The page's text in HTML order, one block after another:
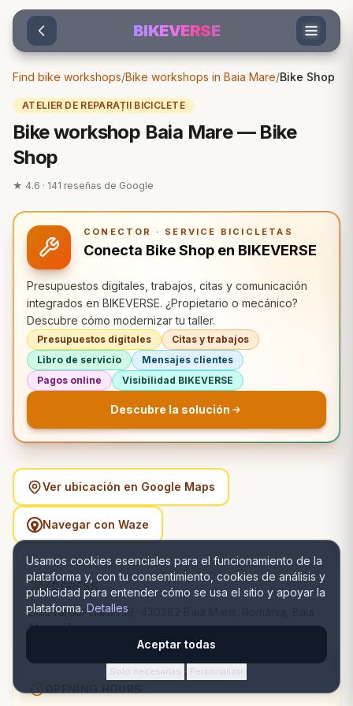
Sari la conținut
Usamos cookies esenciales para el funcionamiento de la
plataforma y, con tu consentimiento, cookies de análisis y
publicidad para entender cómo se usa el sitio y apoyar la
plataforma. Detalles
Aceptar todas
Solo necesarias · Personalizar
BIKEVERSE
Find bike workshops/Bike workshops in Baia Mare/Bike Shop
ATELIER DE REPARAȚII BICICLETE
Bike workshop Baia Mare — Bike
Shop
★ 4.6 · 141 reseñas de Google
CONECTOR · SERVICE BICICLETAS
Conecta Bike Shop en BIKEVERSE
Presupuestos digitales, trabajos, citas y comunicación
integrados en BIKEVERSE. ¿Propietario o mecánico?
Descubre cómo modernizar tu taller.
Presupuestos digitales
Citas y trabajos
Libro de servicio
Mensajes clientes
Pagos online
Visibilidad BIKEVERSE
Descubre la solución
Ver ubicación en Google Maps
Navegar con Waze
ADDRESS
Bulevardul Traian 19, 430262 Baia Mare, România, Baia
Mare, Maramureș